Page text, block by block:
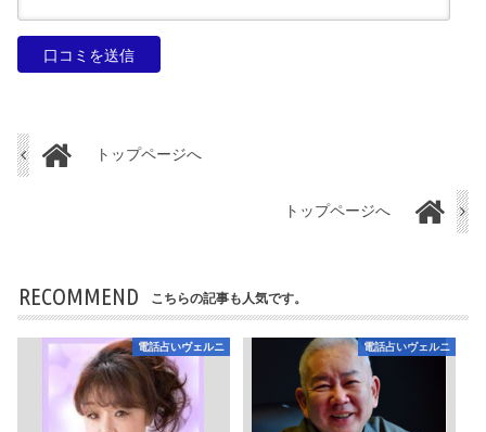
トップページへ
トップページへ
RECOMMEND こちらの記事も人気です。
電話占いヴェルニ 電話占いヴェルニ